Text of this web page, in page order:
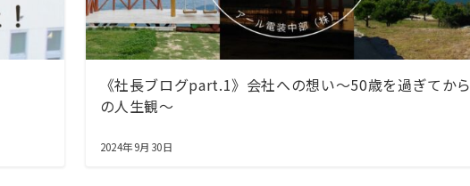
《社長ブログpart.1》会社への想い～50歳を過ぎてから
の人生観～
2024年9月30日